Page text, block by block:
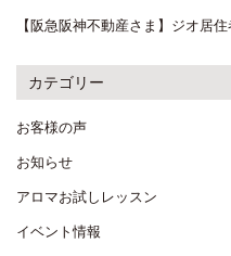
【阪急阪神不動産さま】ジオ居
カテゴリー
お客様の声
お知らせ
アロマお試しレッスン
イベント情報